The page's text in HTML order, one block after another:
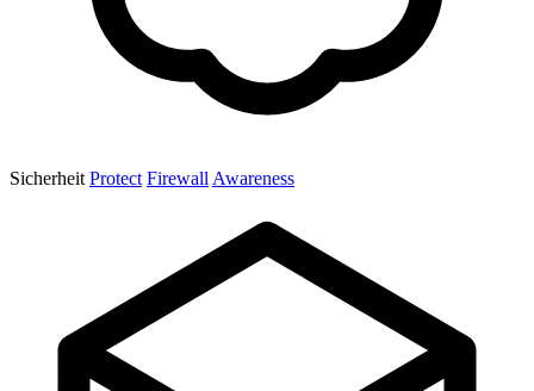
Sicherheit Protect Firewall Awareness